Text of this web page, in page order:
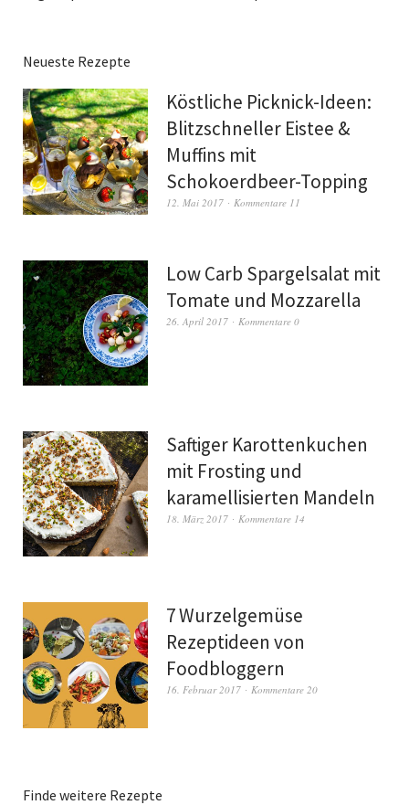
Neueste Rezepte
Köstliche Picknick-Ideen:
Blitzschneller Eistee &
Muffins mit
Schokoerdbeer-Topping
12. Mai 2017 Kommentare 11
Low Carb Spargelsalat mit
Tomate und Mozzarella
26. April 2017 Kommentare 0
Saftiger Karottenkuchen
mit Frosting und
karamellisierten Mandeln
18. März 2017 Kommentare 14
7 Wurzelgemüse
Rezeptideen von
Foodbloggern
16. Februar 2017 Kommentare 20
Finde weitere Rezepte